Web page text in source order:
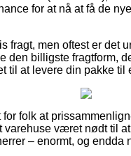
for at nå at få de
fragt, men oftest er det
den billigste fragtform,
til at levere din pakke til
folk at
været nødt til
– enormt, og endda